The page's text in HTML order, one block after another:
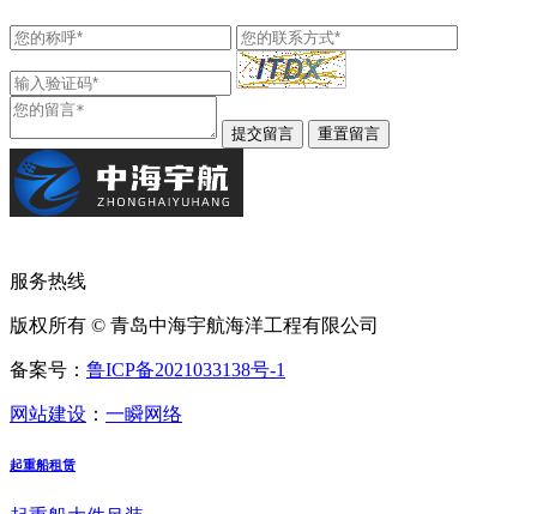
服务热线
版权所有 © 青岛中海宇航海洋工程有限公司
备案号： 鲁ICP备2021033138号-1
网站建设 ： 一瞬网络
起重船租赁